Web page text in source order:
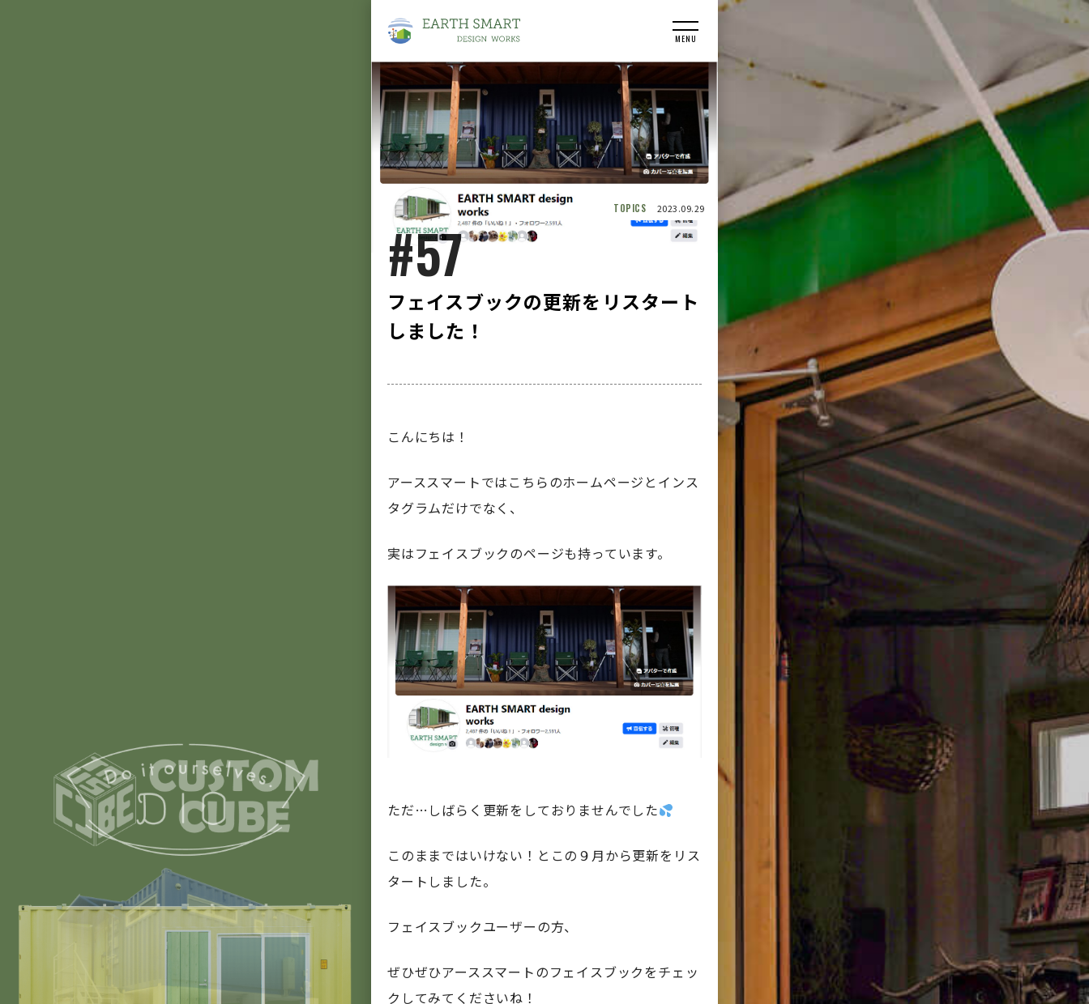
MENU
TOPICS 2023.09.29
#57
フェイスブックの更新をリスタート
しました！
こんにちは！
アーススマートではこちらのホームページとインス
タグラムだけでなく、
実はフェイスブックのページも持っています。
ただ…しばらく更新をしておりませんでした
このままではいけない！とこの９月から更新をリス
タートしました。
フェイスブックユーザーの方、
ぜひぜひアーススマートのフェイスブックをチェッ
クしてみてくださいね！